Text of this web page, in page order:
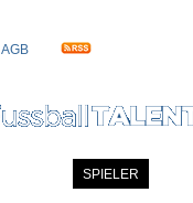
AGB
SPIELER